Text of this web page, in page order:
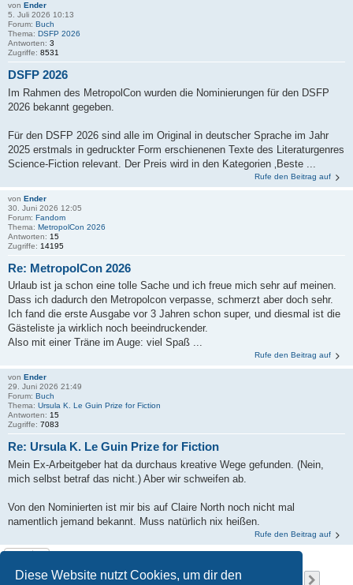
Diese Website nutzt Cookies, um dir den
von Ender
5. Juli 2026 10:13
Forum: Buch
Thema: DSFP 2026
Antworten: 3
Zugriffe: 8531
DSFP 2026
Im Rahmen des MetropolCon wurden die Nominierungen für den DSFP
2026 bekannt gegeben.
Für den DSFP 2026 sind alle im Original in deutscher Sprache im Jahr
2025 erstmals in gedruckter Form erschienenen Texte des Literaturgenres
Science-Fiction relevant. Der Preis wird in den Kategorien ‚Beste ...
Rufe den Beitrag auf
von Ender
30. Juni 2026 12:05
Forum: Fandom
Thema: MetropolCon 2026
Antworten: 15
Zugriffe: 14195
Re: MetropolCon 2026
Urlaub ist ja schon eine tolle Sache und ich freue mich sehr auf meinen.
Dass ich dadurch den Metropolcon verpasse, schmerzt aber doch sehr.
Ich fand die erste Ausgabe vor 3 Jahren schon super, und diesmal ist die
Gästeliste ja wirklich noch beeindruckender.
Also mit einer Träne im Auge: viel Spaß ...
Rufe den Beitrag auf
von Ender
29. Juni 2026 21:49
Forum: Buch
Thema: Ursula K. Le Guin Prize for Fiction
Antworten: 15
Zugriffe: 7083
Re: Ursula K. Le Guin Prize for Fiction
Mein Ex-Arbeitgeber hat da durchaus kreative Wege gefunden. (Nein,
mich selbst betraf das nicht.) Aber wir schweifen ab.
Von den Nominierten ist mir bis auf Claire North noch nicht mal
namentlich jemand bekannt. Muss natürlich nix heißen.
Rufe den Beitrag auf
Die Suche ergab 2502 Treffer Seite1 von167
1 2 3 4